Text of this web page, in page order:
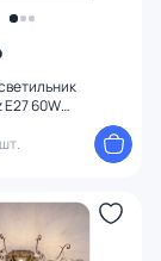
60W